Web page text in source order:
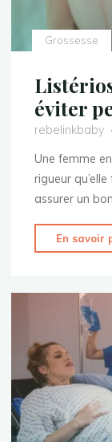
Grossesse
éviter
rebelinkbaby
Une femme
rigueur
assurer un
En savoir